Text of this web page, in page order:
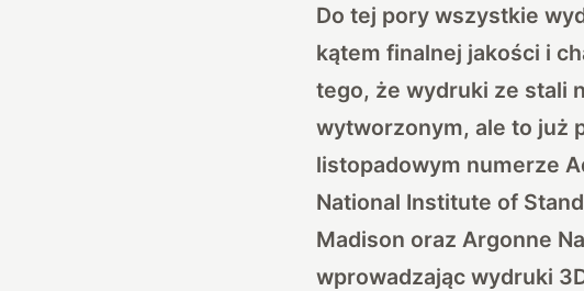
Do tej pory wszystkie
kątem finalnej jakości i
tego, że wydruki ze stali
wytworzonym, ale to już
listopadowym numerze
National Institute of
Madison oraz Argonne
wprowadzając wydruki